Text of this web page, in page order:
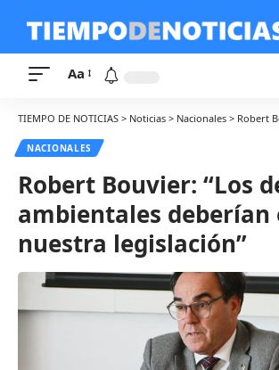
Aa
TIEMPO DE NOTICIAS > Noticias > Nacionales > Robert Bouvier: “Los
NACIONALES
Robert Bouvier: “Los
ambientales deberían
nuestra legislación”